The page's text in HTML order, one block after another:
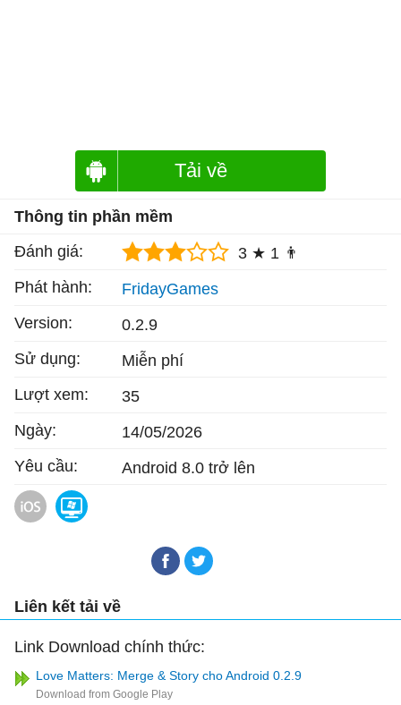
Tải về
Thông tin phần mềm
Đánh giá:
3 ★ 1 👨
Phát hành:
FridayGames
Version:
0.2.9
Sử dụng:
Miễn phí
Lượt xem:
35
Ngày:
14/05/2026
Yêu cầu:
Android 8.0 trở lên
Love Matters: Merge & Story cho iOS
Liên kết tải về
Link Download chính thức:
Love Matters: Merge & Story cho Android 0.2.9